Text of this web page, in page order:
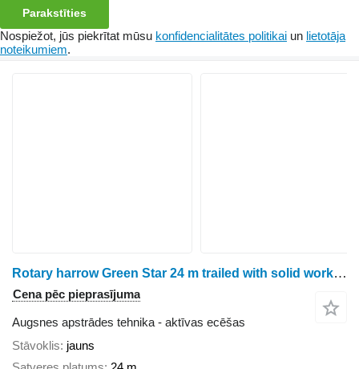
Parakstīties
Nospiežot, jūs piekrītat mūsu konfidencialitātes politikai un lietotāja
noteikumiem.
Rotary harrow Green Star 24 m trailed with solid working bodies
Cena pēc pieprasījuma
Augsnes apstrādes tehnika - aktīvas ecēšas
Stāvoklis jauns